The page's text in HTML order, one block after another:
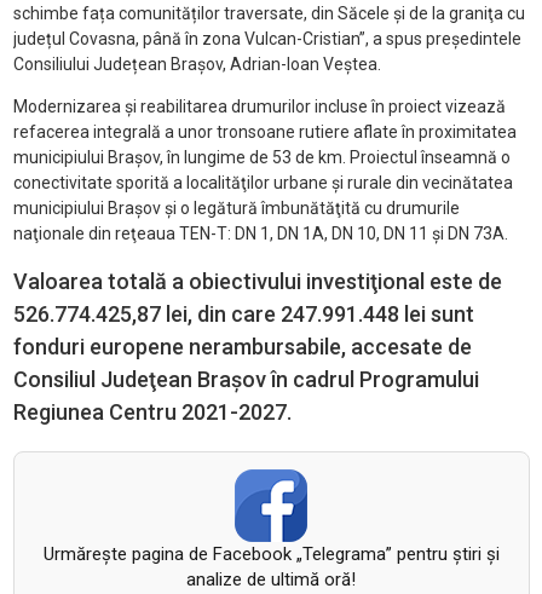
schimbe fața comunităților traversate, din Săcele şi de la graniţa cu
județul Covasna, până în zona Vulcan-Cristian”, a spus președintele
Consiliului Județean Brașov, Adrian-Ioan Veștea.
Modernizarea şi reabilitarea drumurilor incluse în proiect vizează
refacerea integrală a unor tronsoane rutiere aflate în proximitatea
municipiului Braşov, în lungime de 53 de km. Proiectul înseamnă o
conectivitate sporită a localităţilor urbane şi rurale din vecinătatea
municipiului Braşov şi o legătură îmbunătăţită cu drumurile
naţionale din reţeaua TEN-T: DN 1, DN 1A, DN 10, DN 11 și DN 73A.
Valoarea totală a obiectivului investiţional este de
526.774.425,87 lei, din care 247.991.448 lei sunt
fonduri europene nerambursabile, accesate de
Consiliul Judeţean Braşov în cadrul Programului
Regiunea Centru 2021-2027.
Urmăreşte pagina de Facebook „Telegrama” pentru ştiri şi
analize de ultimă oră!